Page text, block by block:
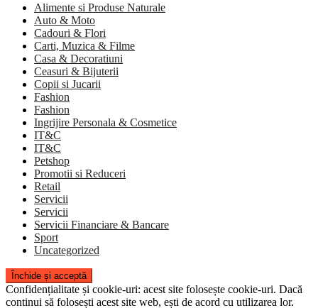
Alimente si Produse Naturale
Auto & Moto
Cadouri & Flori
Carti, Muzica & Filme
Casa & Decoratiuni
Ceasuri & Bijuterii
Copii si Jucarii
Fashion
Fashion
Ingrijire Personala & Cosmetice
IT&C
IT&C
Petshop
Promotii si Reduceri
Retail
Servicii
Servicii
Servicii Financiare & Bancare
Sport
Uncategorized
Confidențialitate și cookie-uri: acest site folosește cookie-uri. Dacă
continui să folosești acest site web, ești de acord cu utilizarea lor.